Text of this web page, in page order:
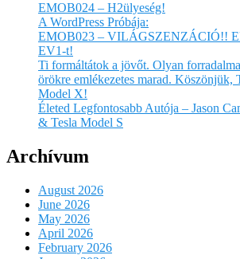
EMOB024 – H2ülyeség!
A WordPress Próbája:
EMOB023 – VILÁGSZENZÁCIÓ!!
EV1-t!
Ti formáltátok a jövőt. Olyan
örökre emlékezetes marad. Köszönjük,
Model X!
Életed Legfontosabb Autója – Jason
& Tesla Model S
Archívum
August 2026
June 2026
May 2026
April 2026
February 2026